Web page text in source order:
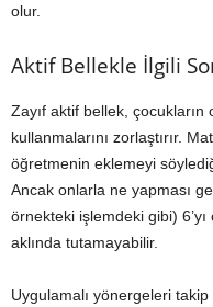
olur.
Aktif Bellekle İlgili
Zayıf aktif bellek,
kullanmalarını zorlaştırır.
öğretmenin eklemeyi
Ancak onlarla ne yapması
örnekteki işlemdeki gibi)
aklında tutamayabilir.
Uygulamalı yönergeleri